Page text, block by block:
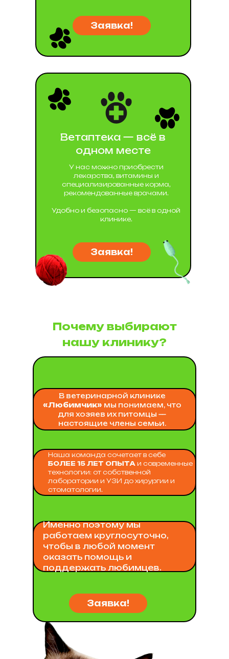
У нас можно приобрести
лекарства, витамины и
специализированные корма,
рекомендованные врачами.
Удобно и безопасно — всё в одной
клинике.
Ветаптека — всё в
одном месте
Заявка!
Заявка!
Почему выбирают
нашу клинику?
Заявка!
В ветеринарной клинике
«Любимчик» мы понимаем, что
для хозяев их питомцы —
настоящие члены семьи.
Именно поэтому мы
работаем круглосуточно,
чтобы в любой момент
оказать помощь и
поддержать любимцев.
Наша команда сочетает в себе
БОЛЕЕ 15 ЛЕТ ОПЫТА и современные
технологии: от собственной
лаборатории и УЗИ до хирургии и
стоматологии.